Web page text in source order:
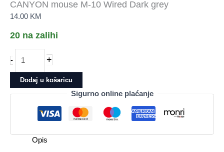
CANYON mouse M-10 Wired Dark grey
14.00 KM
20 na zalihi
-
CANYON
mouse
M-
10
količina
+
Dodaj u košaricu
Sigurno online plaćanje
Opis